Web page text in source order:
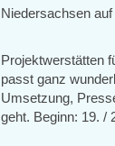
Niedersachsen
Projektwerstätten
passt ganz
Umsetzung,
geht. Beginn: 19. /